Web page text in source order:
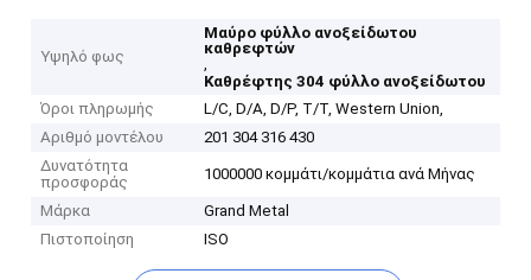
Υψηλό φως
Μαύρο φύλλο ανοξείδωτου
καθρεφτών
,
Καθρέφτης 304 φύλλο ανοξείδωτου
Όροι πληρωμής
L/C, D/A, D/P, T/T, Western Union,
Αριθμό μοντέλου
201 304 316 430
Δυνατότητα
προσφοράς
1000000 κομμάτι/κομμάτια ανά Μήνας
Μάρκα
Grand Metal
Πιστοποίηση
ISO